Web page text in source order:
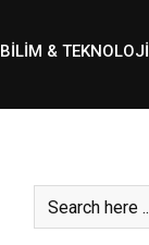
BILIM & TEKNOLOJI